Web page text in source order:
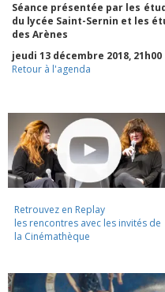
Séance présentée par les
du lycée Saint-Sernin et les
des Arènes
jeudi 13 décembre 2018, 21h00
Retour à l'agenda
Retrouvez en Replay
les rencontres avec les invités de
la Cinémathèque